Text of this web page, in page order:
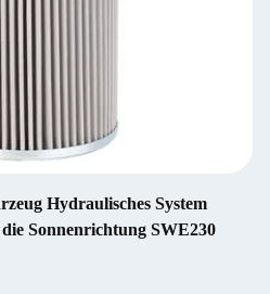
Hydraulisches System
Sonnenrichtung SWE230